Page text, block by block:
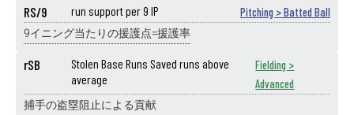
RS/9 run support per 9 IP Pitching > Batted Ball
9イニング当たりの援護点=援護率
rSB
Stolen Base Runs Saved runs above
average
Fielding >
Advanced
捕手の盗塁阻止による貢献